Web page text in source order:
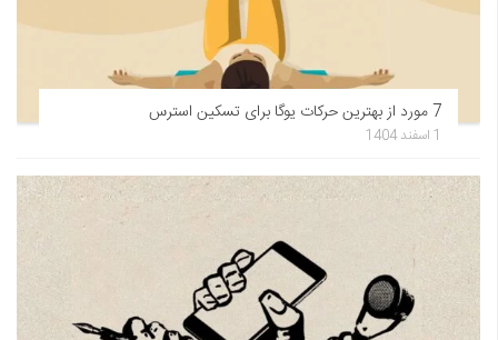
7 مورد از بهترین حرکات یوگا برای تسکین استرس
1 اسفند 1404